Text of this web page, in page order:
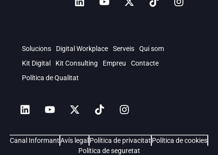
Solucions Digital Workplace Serveis
Qui som
Kit Digital
Kit Consulting Empreu
Contacte
Política de Qualitat
Canal InformantAvís legalPolítica de privacitat Política de cookies
Política de seguretat